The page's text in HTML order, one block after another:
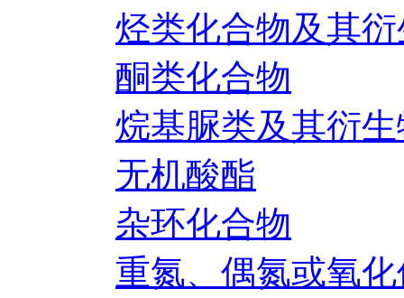
烃类化合物及其
酮类化合物
烷基脲类及其衍
无机酸酯
杂环化合物
重氮、偶氮或氧